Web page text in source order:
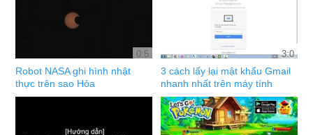
0:5
Robot NASA ghi hình nhật
thực trên sao Hỏa
3:0
3 cách lấy lại mật khẩu Gmail
nhanh nhất trên máy tính